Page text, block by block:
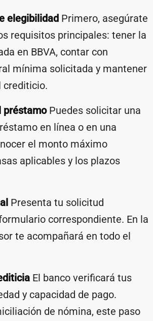
elegibilidad Primero, asegúrate
requisitos principales: tener la
en BBVA, contar con
mínima solicitada y mantener
crediticio.
préstamoPuedes solicitar una
en línea o en una
el monto máximo
aplicables y los plazos
Presenta tu solicitud
correspondiente. En la
te acompañará en todo el
El banco verificará tus
y capacidad de pago.
de nómina, este paso